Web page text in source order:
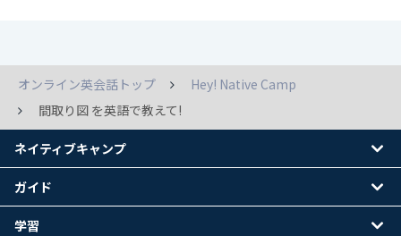
オンライン英会話トップ
Hey! Native Camp
間取り図 を英語で教えて!
ネイティブキャンプ
ガイド
学習